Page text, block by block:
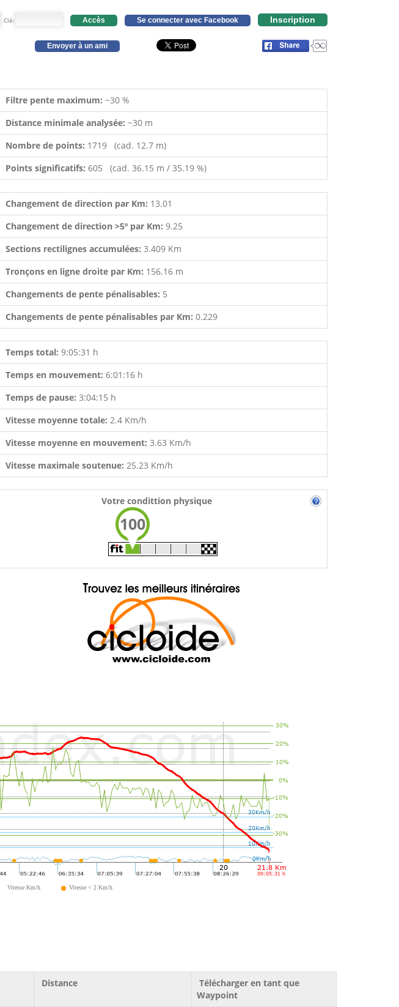
Clé: Accès Se connecter avec Facebook Inscription
Envoyer à un ami
Filtre pente maximum: ~30 %
Distance minimale analysée: ~30 m
Nombre de points: 1719 (cad. 12.7 m)
Points significatifs: 605 (cad. 36.15 m / 35.19 %)
Changement de direction par Km: 13.01
Changement de direction >5º par Km: 9.25
Sections rectilignes accumulées: 3.409 Km
Tronçons en ligne droite par Km: 156.16 m
Changements de pente pénalisables: 5
Changements de pente pénalisables par Km: 0.229
Temps total: 9:05:31 h
Temps en mouvement: 6:01:16 h
Temps de pause: 3:04:15 h
Vitesse moyenne totale: 2.4 Km/h
Vitesse moyenne en mouvement: 3.63 Km/h
Vitesse maximale soutenue: 25.23 Km/h
Votre condittion physique
100
Vitesse Km/h Vitesse < 2 Km/h
Distance
Télécharger en tant que
Waypoint